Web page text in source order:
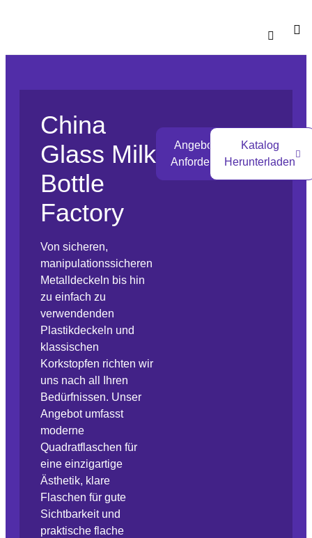
China
Glass Milk
Bottle
Factory
Von sicheren,
manipulationssicheren
Metalldeckeln bis hin
zu einfach zu
verwendenden
Plastikdeckeln und
klassischen
Korkstopfen richten wir
uns nach all Ihren
Bedürfnissen. Unser
Angebot umfasst
moderne
Quadratflaschen für
eine einzigartige
Ästhetik, klare
Flaschen für gute
Sichtbarkeit und
praktische flache
Angebot
Anfordern
Katalog
Herunterladen